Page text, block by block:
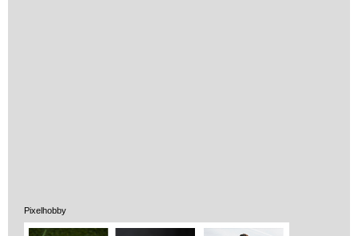
Pixelhobby
5%-os törzsvásárlói